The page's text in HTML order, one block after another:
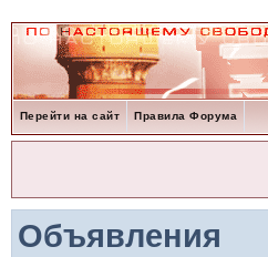
Перейти на сайт Правила Форума
Объявления